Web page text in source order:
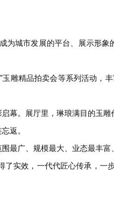
为城市发展的平台、展示形象
雕精品拍卖会等系列活动，
幕。展厅里，琳琅满目的玉
返。
最广、规模最大、业态最丰富
实效，一代代匠心传承，一